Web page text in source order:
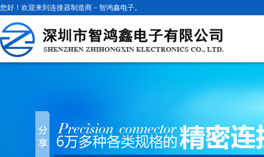
您好！欢迎来到连接器制造商－智鸿鑫电子。